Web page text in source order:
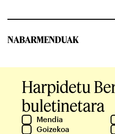
NABARMENDUAK
Harpidetu
buletinetara
Mendia
Goizekoa